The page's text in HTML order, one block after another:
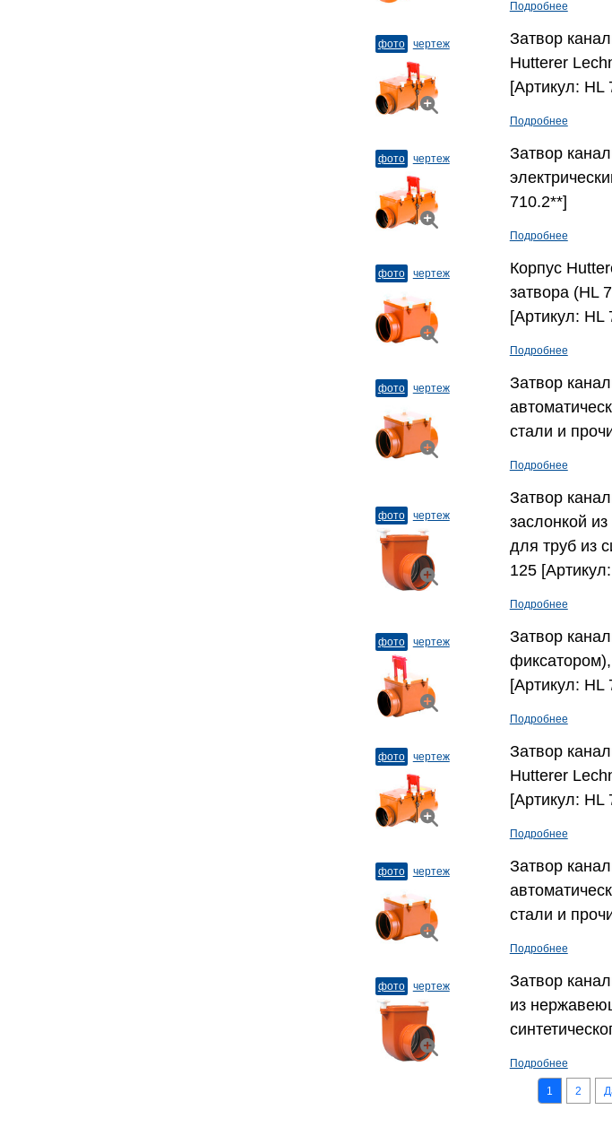
Подробнее
фото чертеж
Затвор
Hutterer
[Артикул: HL
Подробнее
фото чертеж
Затвор
710.2**]
Подробнее
фото чертеж
Корпус
затвора (HL
[Артикул: HL
Подробнее
фото чертеж
Затвор
стали и
Подробнее
фото чертеж
Затвор
заслонкой
для труб из
125
Подробнее
фото чертеж
Затвор
[Артикул: HL
Подробнее
фото чертеж
Затвор
Hutterer
[Артикул: HL
Подробнее
фото чертеж
Затвор
стали и
Подробнее
фото чертеж
Затвор
из
Подробнее
1 2